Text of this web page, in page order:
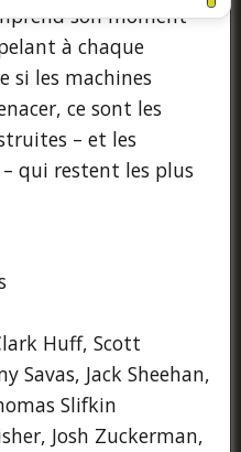
son moment
à chaque
si les machines
ce sont les
– et les
qui restent les plus
Huff, Scott
Savas, Jack Sheehan,
Slifkin
Josh Zuckerman,